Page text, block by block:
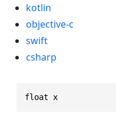
kotlin
objective-c
swift
csharp
float x